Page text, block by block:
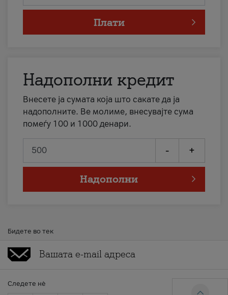
Плати
Надополни кредит
Внесете ја сумата која што сакате да ја
надополните. Ве молиме, внесувајте сума
помеѓу 100 и 1000 денари.
- +
Надополни
Бидете во тек
Следете нè